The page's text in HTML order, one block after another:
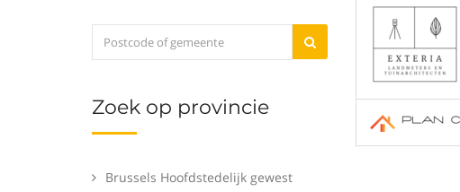
Zoek op provincie
Brussels Hoofdstedelijk gewest